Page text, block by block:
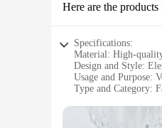
Here are the
Specifications:
Material: High-
Design and Style:
Usage and Purpose:
Type and Category:
Parts and